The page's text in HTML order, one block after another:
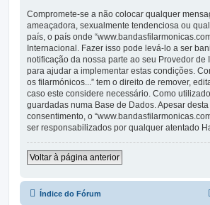
Compromete-se a não colocar qualquer
ameaçadora, sexualmente tendenciosa ou
país, o país onde
Internacional. Fazer isso pode levá-lo a ser
notificação da nossa parte ao seu Provedor
para ajudar a implementar estas condições.
os filarmónicos...” tem o direito de remover,
caso este considere necessário. Como
guardadas numa Base de Dados. Apesar
consentimento, o
ser responsabilizados por qualquer atentado
Voltar à página anterior
Índice do Fórum